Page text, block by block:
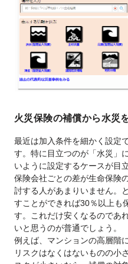
火災保険の補償から水災
最近は加入条件を細かく設定
す。特に目立つのが「水災」
いように設定するケースが目
保険会社ごとの差が生命保険
討する人があまりいません。
すことができれば30％以上も
す。これだけ安くなるのであ
いと思うのが普通でしょう。
例えば、マンションの高層階
リスクはなくはないものの小